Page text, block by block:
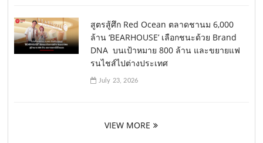
สูตรสู้ศึก Red Ocean ตลาดชานม 6,000
ล้าน ‘BEARHOUSE’ เลือกชนะด้วย Brand
DNA บนเป้าหมาย 800 ล้าน และขยายแฟ
รนไชส์ไปต่างประเทศ
July 23, 2026
VIEW MORE